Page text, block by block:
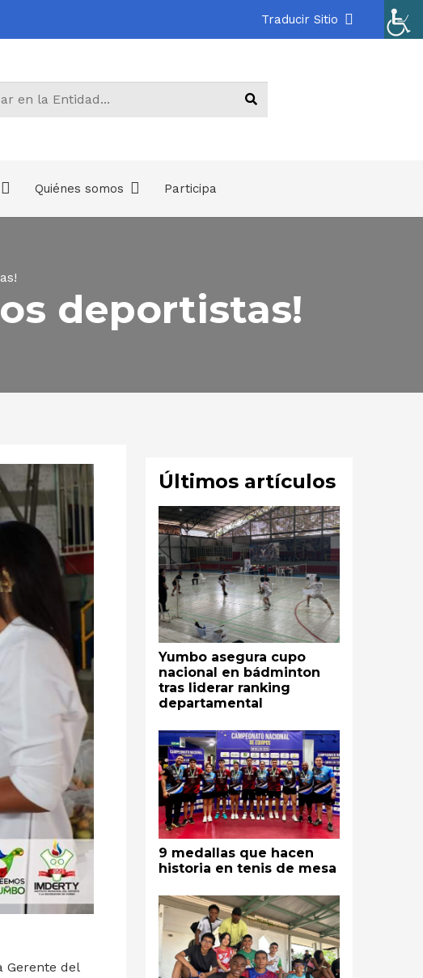
Traducir Sitio
Quiénes somos Participa
deportistas!
Gerente del
Últimos artículos
Yumbo asegura cupo
nacional en bádminton
tras liderar ranking
departamental
9 medallas que hacen
historia en tenis de mesa